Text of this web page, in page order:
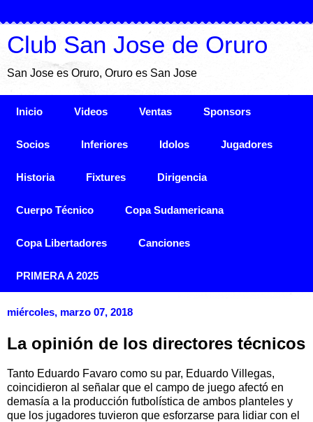
Club San Jose de Oruro
San Jose es Oruro, Oruro es San Jose
Inicio Videos Ventas Sponsors
Socios Inferiores Idolos Jugadores
Historia Fixtures Dirigencia
Cuerpo Técnico Copa Sudamericana
Copa Libertadores Canciones
PRIMERA A 2025
miércoles, marzo 07, 2018
La opinión de los directores técnicos
Tanto Eduardo Favaro como su par, Eduardo Villegas,
coincidieron al señalar que el campo de juego afectó en
demasía a la producción futbolística de ambos planteles y
que los jugadores tuvieron que esforzarse para lidiar con el